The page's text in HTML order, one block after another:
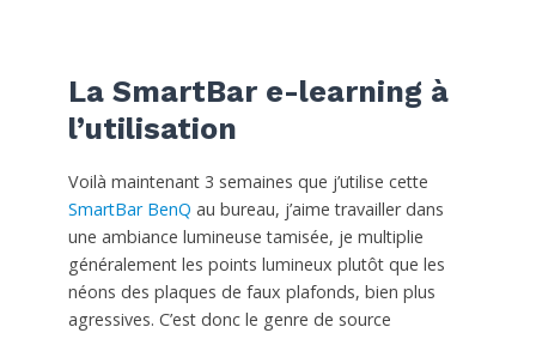
La SmartBar e-learning à
l’utilisation
Voilà maintenant 3 semaines que j’utilise cette
SmartBar BenQ au bureau, j’aime travailler dans
une ambiance lumineuse tamisée, je multiplie
généralement les points lumineux plutôt que les
néons des plaques de faux plafonds, bien plus
agressives. C’est donc le genre de source